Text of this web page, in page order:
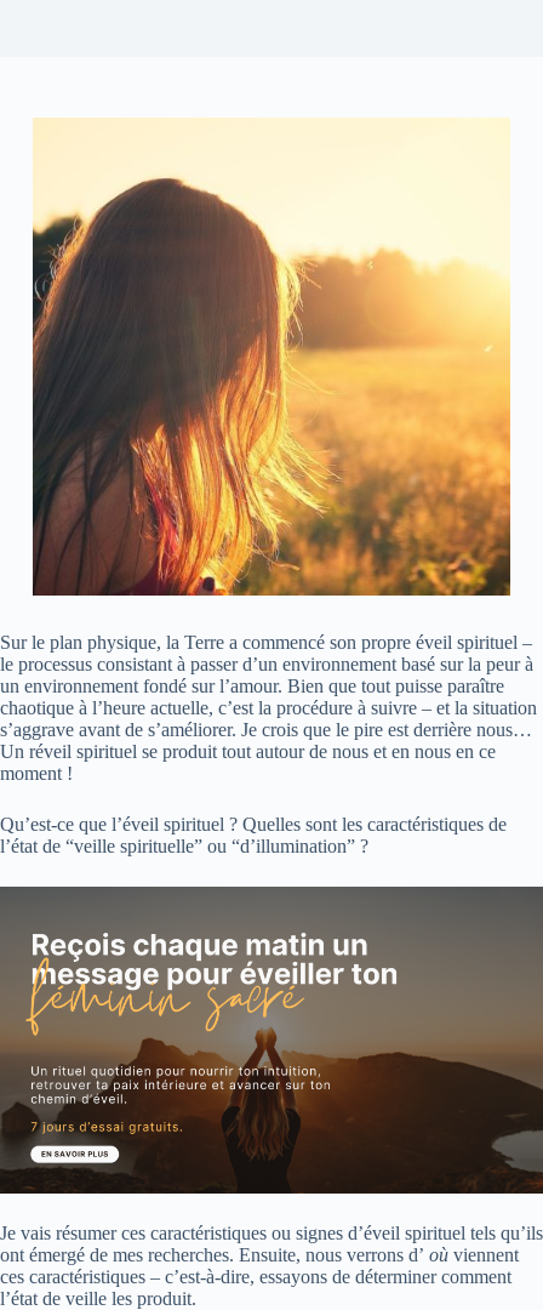
Sur le plan physique, la Terre a commencé son propre éveil spirituel –
le processus consistant à passer d’un environnement basé sur la peur à
un environnement fondé sur l’amour. Bien que tout puisse paraître
chaotique à l’heure actuelle, c’est la procédure à suivre – et la situation
s’aggrave avant de s’améliorer. Je crois que le pire est derrière nous…
Un réveil spirituel se produit tout autour de nous et en nous en ce
moment !
Qu’est-ce que l’éveil spirituel ? Quelles sont les caractéristiques de
l’état de “veille spirituelle” ou “d’illumination” ?
Je vais résumer ces caractéristiques ou signes d’éveil spirituel tels qu’ils
ont émergé de mes recherches. Ensuite, nous verrons d’ où viennent
ces caractéristiques – c’est-à-dire, essayons de déterminer comment
l’état de veille les produit.